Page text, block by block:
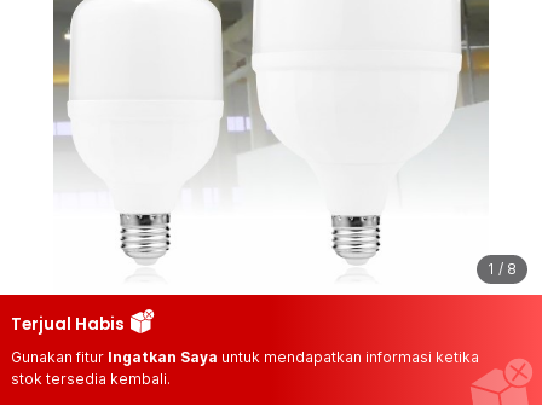
1 / 8
Terjual Habis
Gunakan fitur Ingatkan Saya untuk mendapatkan informasi ketika
stok tersedia kembali.